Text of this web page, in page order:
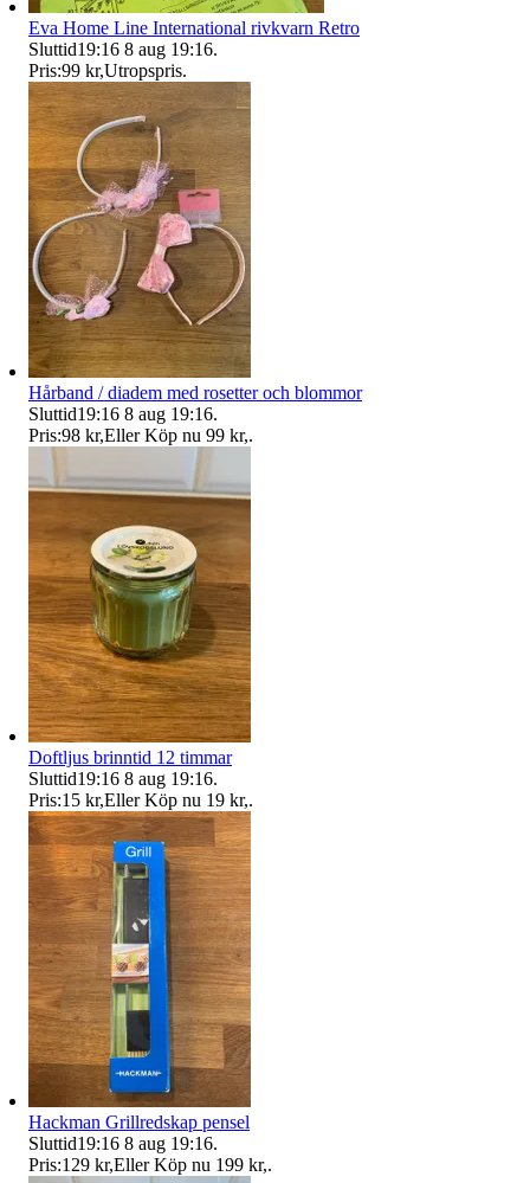
Eva Home Line International rivkvarn Retro
Sluttid19:16 8 aug 19:16.
Pris:99 kr,Utropspris.
Hårband / diadem med rosetter och blommor
Sluttid19:16 8 aug 19:16.
Pris:98 kr,Eller Köp nu 99 kr,.
Doftljus brinntid 12 timmar
Sluttid19:16 8 aug 19:16.
Pris:15 kr,Eller Köp nu 19 kr,.
Hackman Grillredskap pensel
Sluttid19:16 8 aug 19:16.
Pris:129 kr,Eller Köp nu 199 kr,.